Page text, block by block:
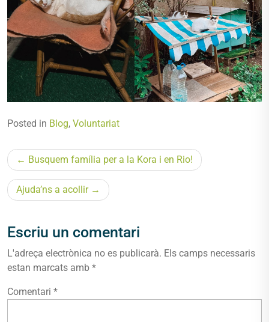
Posted in Blog, Voluntariat
Navegació
d'entrades
Busquem família per a la Kora i en Rio!
Ajuda’ns a acollir
Escriu un comentari
L'adreça electrònica no es publicarà. Els camps necessaris
estan marcats amb *
Comentari *